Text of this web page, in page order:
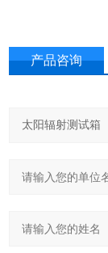
产品咨询